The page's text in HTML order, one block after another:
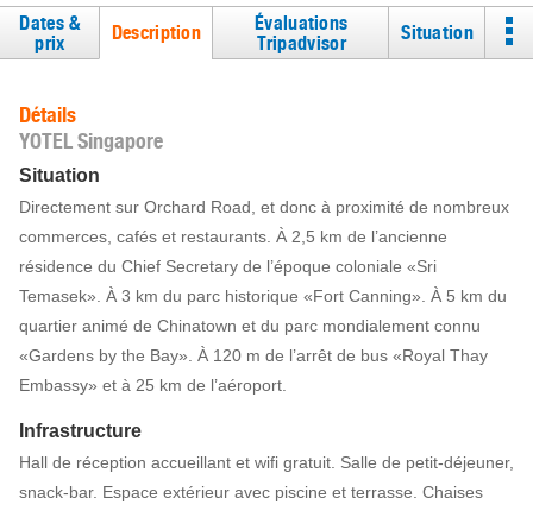
Dates &
prix
Description
Évaluations
Tripadvisor
Situation
Détails
YOTEL Singapore
Situation
Directement sur Orchard Road, et donc à proximité de nombreux
commerces, cafés et restaurants. À 2,5 km de l’ancienne
résidence du Chief Secretary de l’époque coloniale «Sri
Temasek». À 3 km du parc historique «Fort Canning». À 5 km du
quartier animé de Chinatown et du parc mondialement connu
«Gardens by the Bay». À 120 m de l’arrêt de bus «Royal Thay
Embassy» et à 25 km de l’aéroport.
Infrastructure
Hall de réception accueillant et wifi gratuit. Salle de petit-déjeuner,
snack-bar. Espace extérieur avec piscine et terrasse. Chaises